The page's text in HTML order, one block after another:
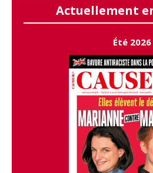
Actuellement
Été 2026